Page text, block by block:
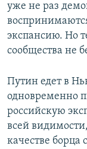
уже не раз
экспансию. Но
сообщества не
Путин едет в
одновременно
российскую
всей
качестве борца